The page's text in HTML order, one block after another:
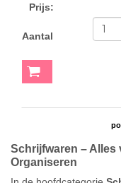
Prijs:
Aantal
Schrijfwaren – Alles
Organiseren